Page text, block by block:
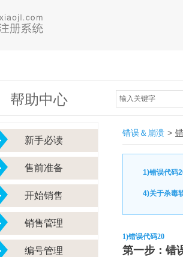
帮助中心 输入关键字
新手必读
售前准备
开始销售
销售管理
编号管理
错误＆崩溃 >
1)错误代码
4)关于杀毒
1)错误代码20
第一步：错